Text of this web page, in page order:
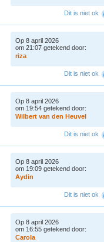
Dit is niet ok
Op 8 april 2026
om 21:07 getekend door:
riza
Dit is niet ok
Op 8 april 2026
om 19:54 getekend door:
Wilbert van den Heuvel
Dit is niet ok
Op 8 april 2026
om 19:09 getekend door:
Aydin
Dit is niet ok
Op 8 april 2026
om 16:55 getekend door:
Carola